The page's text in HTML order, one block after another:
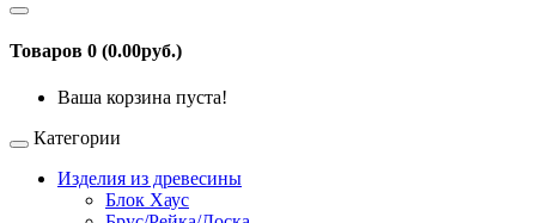
Товаров 0 (0.00руб.)
Ваша корзина пуста!
Категории
Изделия из древесины
Блок Хаус